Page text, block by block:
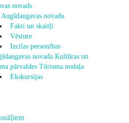
novads
novadu
Fakti un skaitļi
Vēsture
Izcilas personības
novada Kultūras un
pārvaldes Tūrisma nodaļa
Ekskursijas